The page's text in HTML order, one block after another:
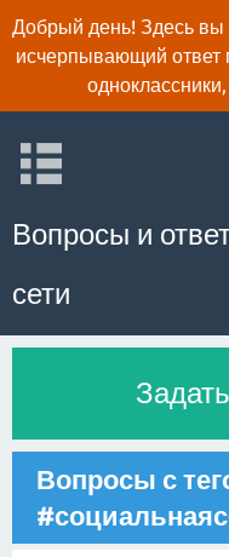
Добрый день! Здесь вы
исчерпывающий ответ
Вопросы и
сети
Вопросы с